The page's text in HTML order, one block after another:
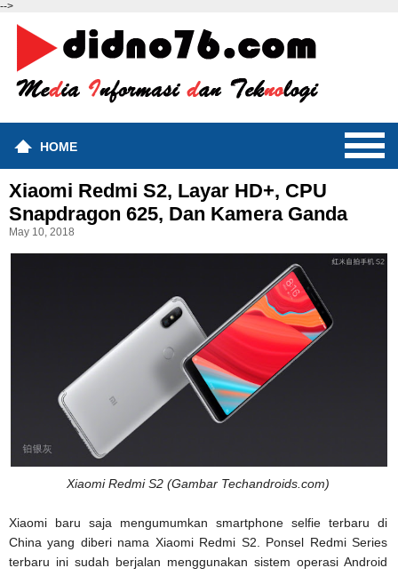
-->
HOME
Xiaomi Redmi S2, Layar HD+, CPU
Snapdragon 625, Dan Kamera Ganda
May 10, 2018
Xiaomi Redmi S2 (Gambar Techandroids.com)
Xiaomi baru saja mengumumkan smartphone selfie terbaru di
China yang diberi nama Xiaomi Redmi S2. Ponsel Redmi Series
terbaru ini sudah berjalan menggunakan sistem operasi Android